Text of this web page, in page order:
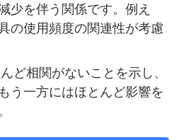
少を伴う関係です。例え
の使用頻度の関連性が考慮
ど相関がないことを示し、
う一方にはほとんど影響を